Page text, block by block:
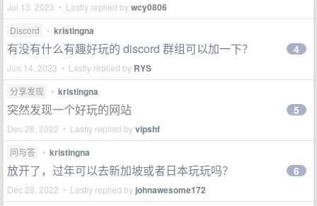
Jul 13, 2023 • Lastly replied bywcy0806
Discord • kristingna
有没有什么有趣好玩的 discord 群组可以加一下？
Jun 14, 2023 • Lastly replied by RYS
4
分享发现 • kristingna
突然发现一个好玩的网站
Dec 28, 2022 • Lastly replied byvipshf
5
问与答 • kristingna
放开了，过年可以去新加坡或者日本玩玩吗？
Dec 28, 2022 • Lastly replied by johnawesome172
6